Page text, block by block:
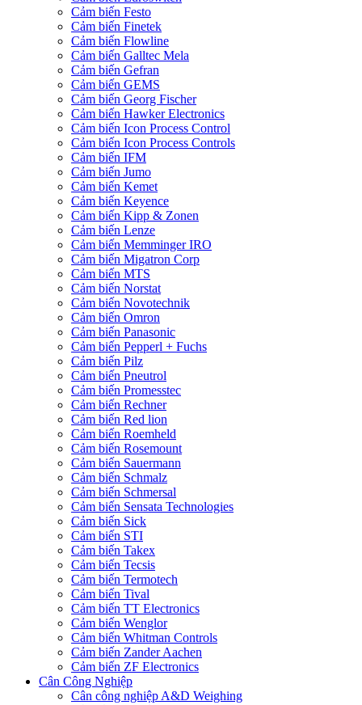
Cảm biến Festo
Cảm biến Finetek
Cảm biến Flowline
Cảm biến Galltec Mela
Cảm biến Gefran
Cảm biến GEMS
Cảm biến Georg Fischer
Cảm biến Hawker Electronics
Cảm biến Icon Process Control
Cảm biến Icon Process Controls
Cảm biến IFM
Cảm biến Jumo
Cảm biến Kemet
Cảm biến Keyence
Cảm biến Kipp & Zonen
Cảm biến Lenze
Cảm biến Memminger IRO
Cảm biến Migatron Corp
Cảm biến MTS
Cảm biến Norstat
Cảm biến Novotechnik
Cảm biến Omron
Cảm biến Panasonic
Cảm biến Pepperl + Fuchs
Cảm biến Pilz
Cảm biến Pneutrol
Cảm biến Promesstec
Cảm biến Rechner
Cảm biến Red lion
Cảm biến Roemheld
Cảm biến Rosemount
Cảm biến Sauermann
Cảm biến Schmalz
Cảm biến Schmersal
Cảm biến Sensata Technologies
Cảm biến Sick
Cảm biến STI
Cảm biến Takex
Cảm biến Tecsis
Cảm biến Termotech
Cảm biến Tival
Cảm biến TT Electronics
Cảm biến Wenglor
Cảm biến Whitman Controls
Cảm biến Zander Aachen
Cảm biến ZF Electronics
Cân Công Nghiệp
Cân công nghiệp A&D Weighing